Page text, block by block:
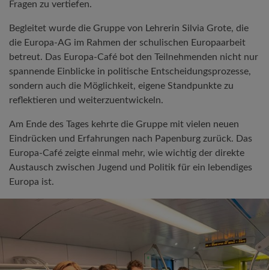
Fragen zu vertiefen.
Begleitet wurde die Gruppe von Lehrerin Silvia Grote, die
die Europa-AG im Rahmen der schulischen Europaarbeit
betreut. Das Europa-Café bot den Teilnehmenden nicht nur
spannende Einblicke in politische Entscheidungsprozesse,
sondern auch die Möglichkeit, eigene Standpunkte zu
reflektieren und weiterzuentwickeln.
Am Ende des Tages kehrte die Gruppe mit vielen neuen
Eindrücken und Erfahrungen nach Papenburg zurück. Das
Europa-Café zeigte einmal mehr, wie wichtig der direkte
Austausch zwischen Jugend und Politik für ein lebendiges
Europa ist.